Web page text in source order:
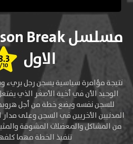
الاول
/10
نتيجة مؤامرة سياسية يسجن رجل بريء
الوحيد الأن في أخية الأصغر الذي
للسجن نفسه ويضع خطة من أجل
المدنيين الأخريين في السجن وعلى
من المشاكل والمعضلات المشوقة
تنفيذ الخطة مهما